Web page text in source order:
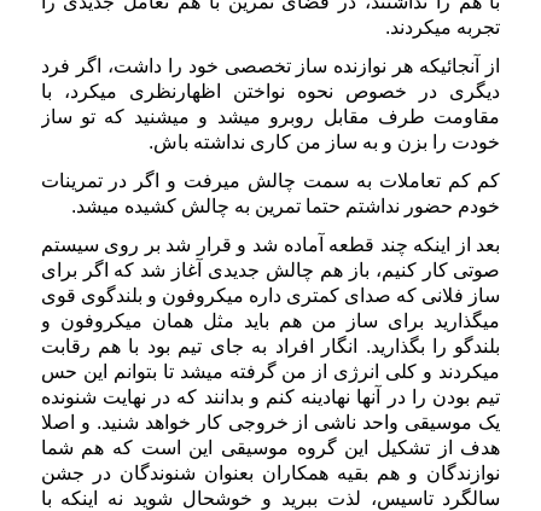
تجربه میکردند.
از آنجائیکه هر نوازنده ساز تخصصی خود را داشت، اگر فرد
دیگری در خصوص نحوه نواختن اظهارنظری میکرد، با
مقاومت طرف مقابل روبرو میشد و میشنید که تو ساز
خودت را بزن و به ساز من کاری نداشته باش.
کم کم تعاملات به سمت چالش میرفت و اگر در تمرینات
خودم حضور نداشتم حتما تمرین به چالش کشیده میشد.
بعد از اینکه چند قطعه آماده شد و قرار شد بر روی سیستم
صوتی کار کنیم، باز هم چالش جدیدی آغاز شد که اگر برای
ساز فلانی که صدای کمتری داره میکروفون و بلندگوی قوی
میگذارید برای ساز من هم باید مثل همان میکروفون و
بلندگو را بگذارید. انگار افراد به جای تیم بود با هم رقابت
میکردند و کلی انرژی از من گرفته میشد تا بتوانم این حس
تیم بودن را در آنها نهادینه کنم و بدانند که در نهایت شنونده
یک موسیقی واحد ناشی از خروجی کار خواهد شنید. و اصلا
هدف از تشکیل این گروه موسیقی این است که هم شما
نوازندگان و هم بقیه همکاران بعنوان شنوندگان در جشن
سالگرد تاسیس، لذت ببرید و خوشحال شوید نه اینکه با